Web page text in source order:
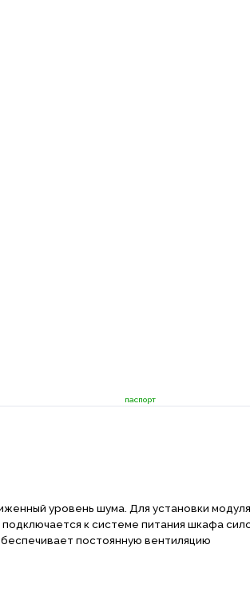
паспорт
уровень шума. Для установки модуля,
к системе питания шкафа
постоянную вентиляцию